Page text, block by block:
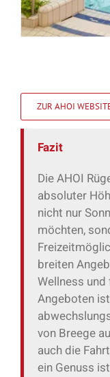
ZUR AHOI
Fazit
Die AHOI
absoluter
nicht nur
möchten,
breiten
Wellness
Angeboten
von Breege
auch die
ein Genuss